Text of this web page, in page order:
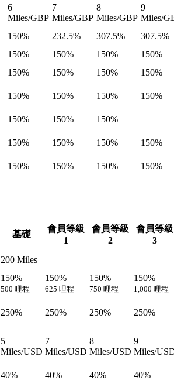
6
Miles/GBP
7
Miles/GBP
8
Miles/GBP
9
Miles/
150% 232.5% 307.5%
307.5%
150% 150% 150%
150%
150% 150% 150%
150%
150% 150% 150%
150%
150% 150%
150%
150% 150% 150%
150%
150% 150% 150% 150%
基礎
會員等級
1
會員等級
2
會員等級
3
200 Miles
150%
500 哩程
150%
625 哩程
150%
750 哩程
150%
1,000 哩程
250% 250% 250% 250%
5
Miles/USD
7
Miles/USD
8
Miles/USD
9
Miles/
40% 40% 40%
40%